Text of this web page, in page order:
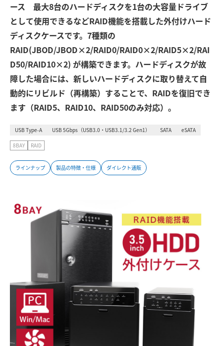
ース 最大8台のハードディスクを1台の大容量ドライブ
として使用できるなどRAID機能を搭載した外付けハード
ディスクケースです。7種類の
RAID(JBOD/JBOD×2/RAID0/RAID0×2/RAID5×2/RAI
D50/RAID10×2) が構築できます。ハードディスクが故
障した場合には、新しいハードディスクに取り替えて自
動的にリビルド（再構築）することで、RAIDを復旧でき
ます（RAID5、RAID10、RAID50のみ対応）。
USB Type-A USB 5Gbps（USB3.0・USB3.1/3.2 Gen1） SATA eSATA
8BAY RAID
ラインナップ 製品の特徴・仕様 ダイレクト通販